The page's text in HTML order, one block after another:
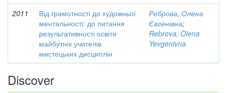
2011
Від грамотності до художньої
ментальності: до питання
результативності освіти
майбутніх учителів
мистецьких дисциплін
Реброва, Олена
Євгенівна;
Rebrova, Olena
Yevgenivna
Discover